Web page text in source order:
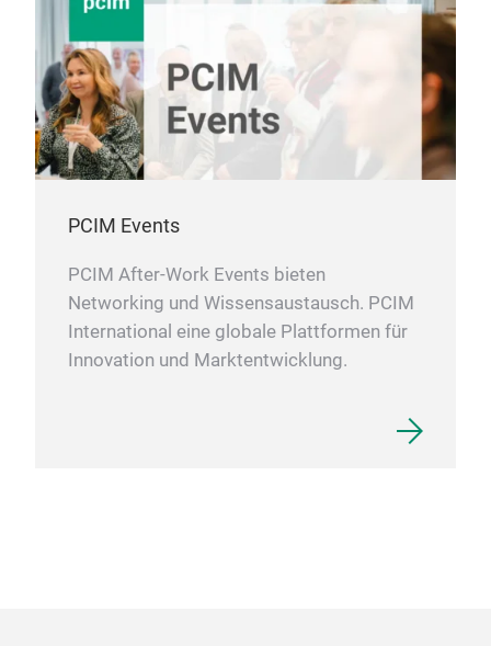
PCIM Events
PCIM After-Work Events bieten
Networking und Wissensaustausch. PCIM
International eine globale Plattformen für
Innovation und Marktentwicklung.